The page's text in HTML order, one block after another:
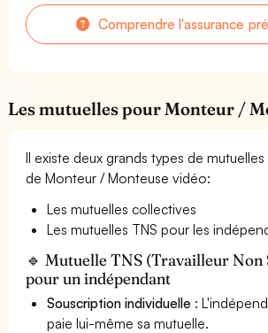
Comprendre l'assurance
Les mutuelles pour Monteur /
Il existe deux grands types de
de Monteur / Monteuse vidéo:
Les mutuelles collectives
Les mutuelles TNS pour les
🔹 Mutuelle TNS (Travailleur
pour un indépendant
Souscription individuelle :
paie lui-même sa mutuelle.